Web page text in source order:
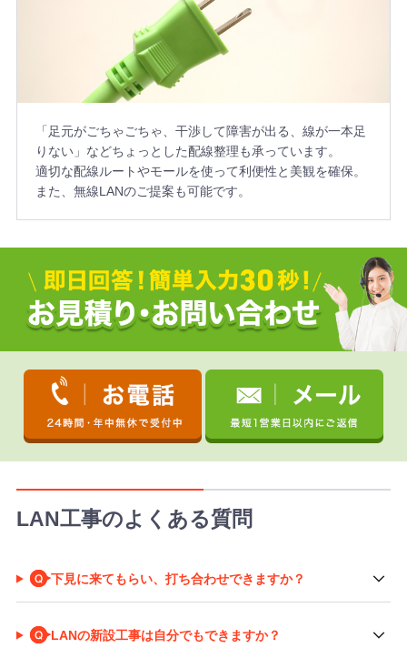
「足元がごちゃごちゃ、干渉して障害が出る、線が一本足
りない」などちょっとした配線整理も承っています。
適切な配線ルートやモールを使って利便性と美観を確保。
また、無線LANのご提案も可能です。
LAN工事のよくある質問
下見に来てもらい、打ち合わせできますか？
LANの新設工事は自分でもできますか？